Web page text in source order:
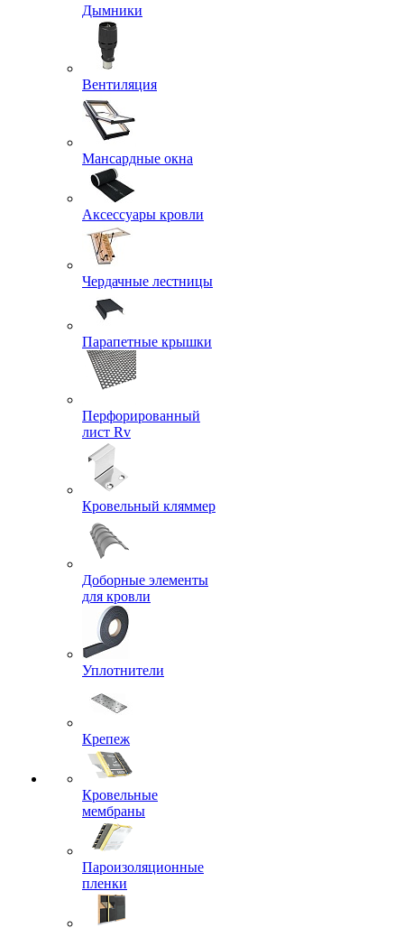
Дымники
Вентиляция
Мансардные окна
Аксессуары кровли
Чердачные лестницы
Парапетные крышки
Перфорированный
лист Rv
Кровельный кляммер
Доборные элементы
для кровли
Уплотнители
Крепеж
Кровельные
мембраны
Пароизоляционные
пленки